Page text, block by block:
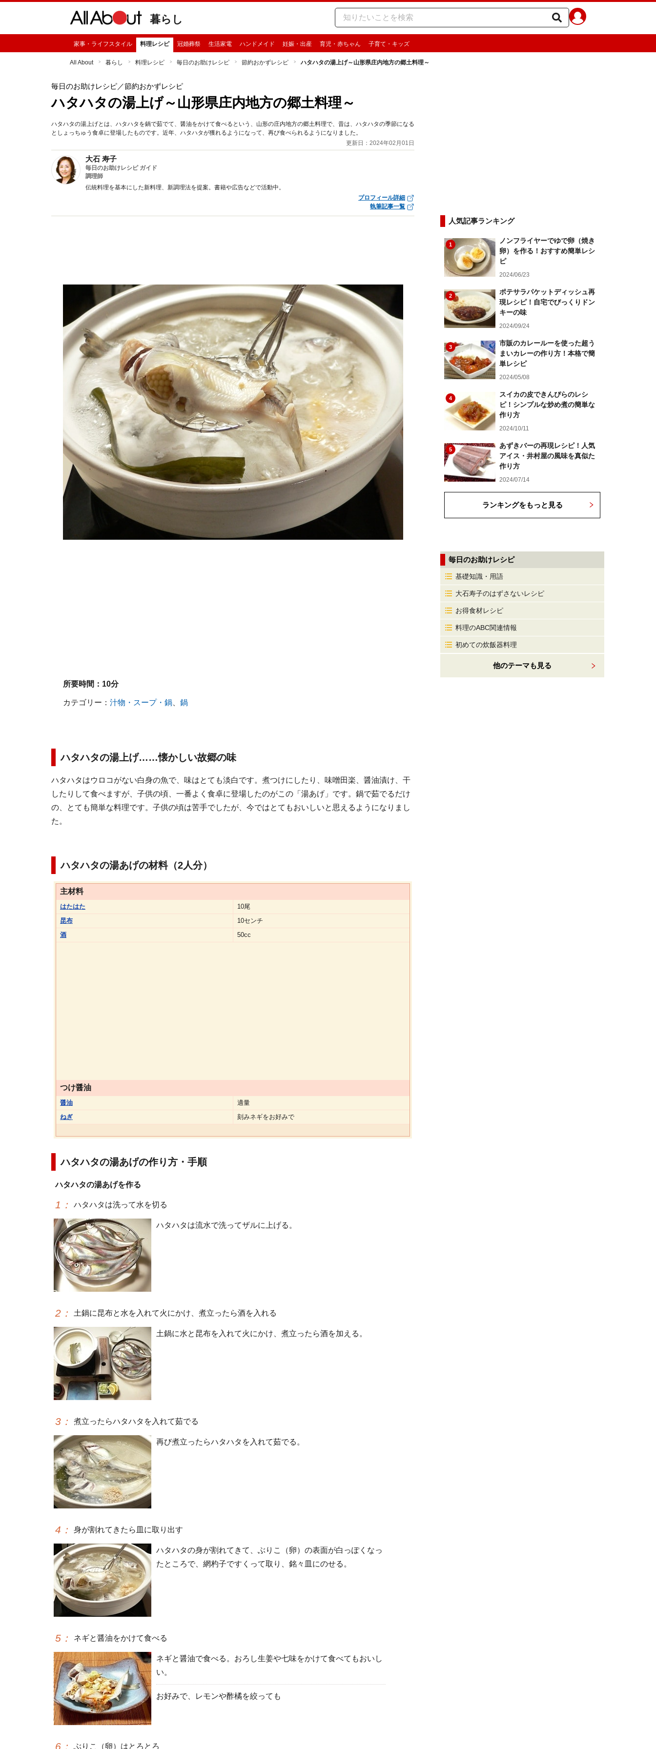
暮らし
家事・ライフスタイル 料理レシピ 冠婚葬祭 生活家電 ハンドメイド 妊娠・出産 育児・赤ちゃん 子育て・キッズ
All About 暮らし 料理レシピ 毎日のお助けレシピ 節約おかずレシピ ハタハタの湯上げ～山形県庄内地方の郷土料理～
毎日のお助けレシピ／節約おかずレシピ
ハタハタの湯上げ～山形県庄内地方の郷土料理～
ハタハタの湯上げとは、ハタハタを鍋で茹でて、醤油をかけて食べるという、山形の庄内地方の郷土料理で、昔は、ハタハタの季節になる
としょっちゅう食卓に登場したものです。近年、ハタハタが獲れるようになって、再び食べられるようになりました。
更新日：2024年02月01日
大石 寿子
毎日のお助けレシピ ガイド
調理師
伝統料理を基本にした新料理、新調理法を提案。書籍や広告などで活動中。
プロフィール詳細
執筆記事一覧
所要時間： 10分
カテゴリー： 汁物・スープ・鍋、 鍋
ハタハタの湯上げ……懐かしい故郷の味
ハタハタはウロコがない白身の魚で、味はとても淡白です。煮つけにしたり、味噌田楽、醤油漬け、干
したりして食べますが、子供の頃、一番よく食卓に登場したのがこの「湯あげ」です。鍋で茹でるだけ
の、とても簡単な料理です。子供の頃は苦手でしたが、今ではとてもおいしいと思えるようになりまし
た。
ハタハタの湯あげの材料（2人分）
主材料
はたはた
10尾
昆布
10センチ
酒
50cc
つけ醤油
醤油
適量
ねぎ
刻みネギをお好みで
ハタハタの湯あげの作り方・手順
ハタハタの湯あげを作る
1 ： ハタハタは洗って水を切る
ハタハタは流水で洗ってザルに上げる。
2 ： 土鍋に昆布と水を入れて火にかけ、煮立ったら酒を入れる
土鍋に水と昆布を入れて火にかけ、煮立ったら酒を加える。
3 ： 煮立ったらハタハタを入れて茹でる
再び煮立ったらハタハタを入れて茹でる。
4 ： 身が割れてきたら皿に取り出す
ハタハタの身が割れてきて、ぶりこ（卵）の表面が白っぽくなっ
たところで、網杓子ですくって取り、銘々皿にのせる。
5 ： ネギと醤油をかけて食べる
ネギと醤油で食べる。おろし生姜や七味をかけて食べてもおいし
い。
お好みで、レモンや酢橘を絞っても
6 ： ぶりこ（卵）はとろとろ
人気記事ランキング
1
ノンフライヤーでゆで卵（焼き
卵）を作る！おすすめ簡単レシ
ピ
2024/06/23
2
ポテサラパケットディッシュ再
現レシピ！自宅でびっくりドン
キーの味
2024/09/24
3
市販のカレールーを使った超う
まいカレーの作り方！本格で簡
単レシピ
2024/05/08
4
スイカの皮できんぴらのレシ
ピ！シンプルな炒め煮の簡単な
作り方
2024/10/11
5
あずきバーの再現レシピ！人気
アイス・井村屋の風味を真似た
作り方
2024/07/14
ランキングをもっと見る
毎日のお助けレシピ
基礎知識・用語
大石寿子のはずさないレシピ
お得食材レシピ
料理のABC関連情報
初めての炊飯器料理
他のテーマも見る